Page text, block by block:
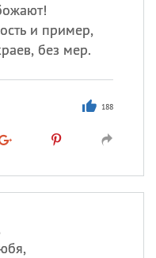
и пример,
без мер.
188